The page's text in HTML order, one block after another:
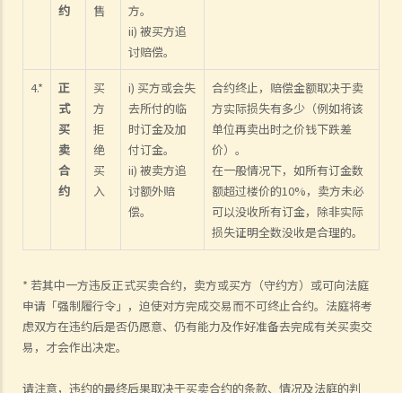
约
售
方。
ii) 被买方追
讨赔偿。
4.*
正
式
买
卖
合
约
买
方
拒
绝
买
入
i) 买方或会失
去所付的临
时订金及加
付订金。
ii) 被卖方追
讨额外赔
偿。
合约终止，赔偿金额取决于卖
方实际损失有多少（例如将该
单位再卖出时之价钱下跌差
价）。
在一般情况下，如所有订金数
额超过楼价的10%，卖方未必
可以没收所有订金，除非实际
损失证明全数没收是合理的。
* 若其中一方违反正式买卖合约，卖方或买方（守约方）或可向法庭
申请「强制履行令」，迫使对方完成交易而不可终止合约。法庭将考
虑双方在违约后是否仍愿意、仍有能力及作好准备去完成有关买卖交
易，才会作出决定。
请注意，违约的最终后果取决于买卖合约的条款、情况及法庭的判